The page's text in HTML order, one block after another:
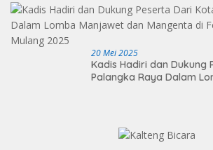
20 Mei 2025
Kadis Hadiri dan Dukung
Palangka Raya Dalam